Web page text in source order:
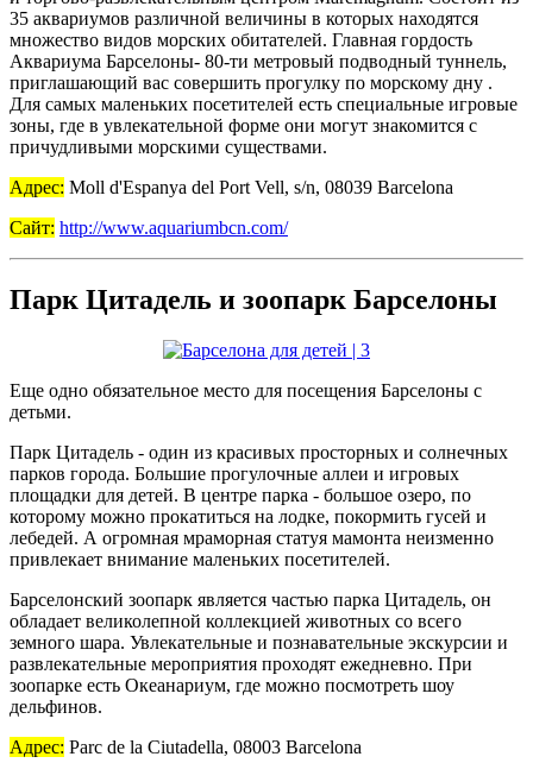
35 аквариумов различной величины в которых находятся
множество видов морских обитателей. Главная гордость
Аквариума Барселоны- 80-ти метровый подводный туннель,
приглашающий вас совершить прогулку по морскому дну .
Для самых маленьких посетителей есть специальные игровые
зоны, где в увлекательной форме они могут знакомится с
причудливыми морскими существами.
Адрес: Moll d'Espanya del Port Vell, s/n, 08039 Barcelona
Сайт: http://www.aquariumbcn.com/
Парк Цитадель и зоопарк Барселоны
Еще одно обязательное место для посещения Барселоны с
детьми.
Парк Цитадель - один из красивых просторных и солнечных
парков города. Большие прогулочные аллеи и игровых
площадки для детей. В центре парка - большое озеро, по
которому можно прокатиться на лодке, покормить гусей и
лебедей. А огромная мраморная статуя мамонта неизменно
привлекает внимание маленьких посетителей.
Барселонский зоопарк является частью парка Цитадель, он
обладает великолепной коллекцией животных со всего
земного шара. Увлекательные и познавательные экскурсии и
развлекательные мероприятия проходят ежедневно. При
зоопарке есть Океанариум, где можно посмотреть шоу
дельфинов.
Адрес: Parc de la Ciutadella, 08003 Barcelona